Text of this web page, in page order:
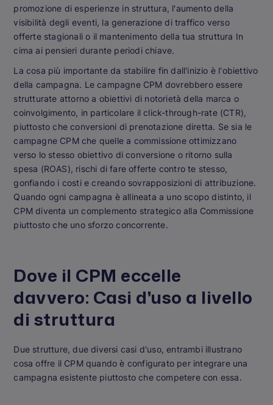
promozione di esperienze in struttura, l'aumento della
visibilità degli eventi, la generazione di traffico verso
offerte stagionali o il mantenimento della tua struttura In
cima ai pensieri durante periodi chiave.
La cosa più importante da stabilire fin dall'inizio è l'obiettivo
della campagna. Le campagne CPM dovrebbero essere
strutturate attorno a obiettivi di notorietà della marca o
coinvolgimento, in particolare il click-through-rate (CTR),
piuttosto che conversioni di prenotazione diretta. Se sia le
campagne CPM che quelle a commissione ottimizzano
verso lo stesso obiettivo di conversione o ritorno sulla
spesa (ROAS), rischi di fare offerte contro te stesso,
gonfiando i costi e creando sovrapposizioni di attribuzione.
Quando ogni campagna è allineata a uno scopo distinto, il
CPM diventa un complemento strategico alla Commissione
piuttosto che uno sforzo concorrente.
Dove il CPM eccelle
davvero: Casi d'uso a livello
di struttura
Due strutture, due diversi casi d'uso, entrambi illustrano
cosa offre il CPM quando è configurato per integrare una
campagna esistente piuttosto che competere con essa.